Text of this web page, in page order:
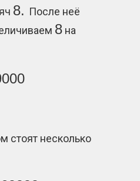
8. После неё
8 на
стоят несколько